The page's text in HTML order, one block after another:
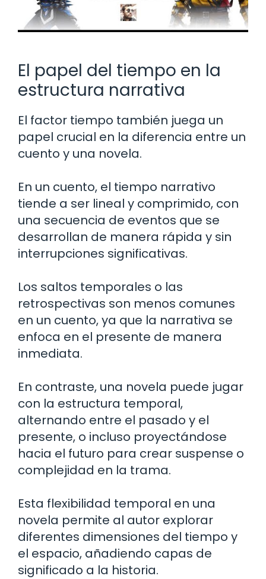
El papel del tiempo en la
estructura narrativa
El factor tiempo también juega un
papel crucial en la diferencia entre un
cuento y una novela.
En un cuento, el tiempo narrativo
tiende a ser lineal y comprimido, con
una secuencia de eventos que se
desarrollan de manera rápida y sin
interrupciones significativas.
Los saltos temporales o las
retrospectivas son menos comunes
en un cuento, ya que la narrativa se
enfoca en el presente de manera
inmediata.
En contraste, una novela puede jugar
con la estructura temporal,
alternando entre el pasado y el
presente, o incluso proyectándose
hacia el futuro para crear suspense o
complejidad en la trama.
Esta flexibilidad temporal en una
novela permite al autor explorar
diferentes dimensiones del tiempo y
el espacio, añadiendo capas de
significado a la historia.